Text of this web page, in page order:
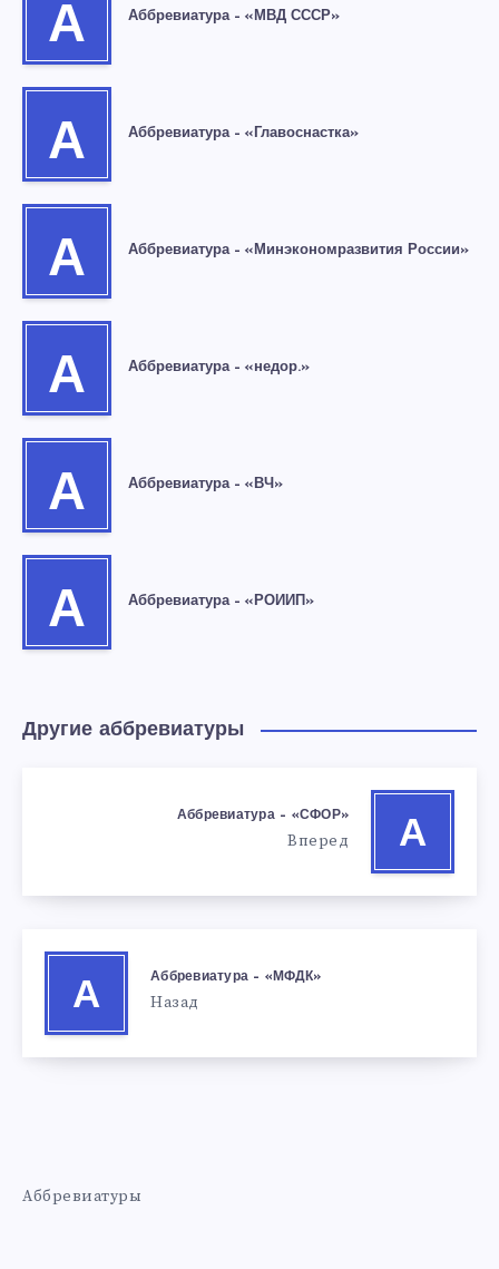
А Аббревиатура – «МВД СССР»
А Аббревиатура – «Главоснастка»
А Аббревиатура – «Минэкономразвития России»
А Аббревиатура – «недор.»
А Аббревиатура – «ВЧ»
А Аббревиатура – «РОИИП»
Другие аббревиатуры
А
Аббревиатура – «СФОР»
Вперед
А
Аббревиатура – «МФДК»
Назад
Аббревиатуры